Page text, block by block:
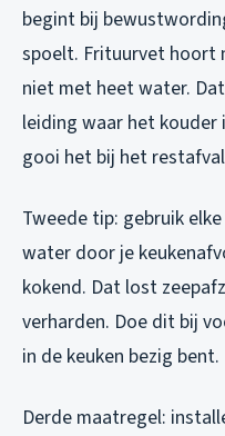
begint bij
spoelt. Frituurvet hoort
niet met heet water.
leiding waar het kouder
gooi het bij het
Tweede tip: gebruik
water door je
kokend. Dat lost
verharden. Doe dit bij
in de keuken bezig
Derde maatregel: